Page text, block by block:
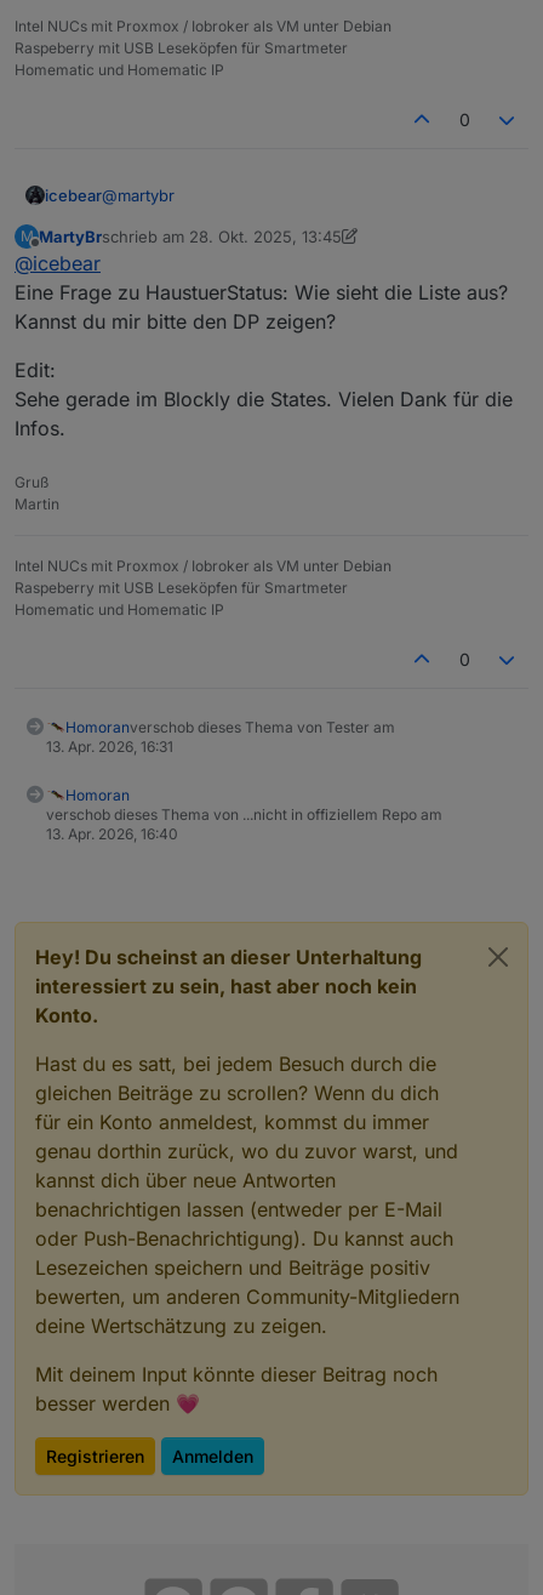
Verknüpfung setzten:
Intel NUCs mit Proxmox / Iobroker als VM unter Debian
Raspeberry mit USB Leseköpfen für Smartmeter
Homematic und Homematic IP
0
icebear@martybr
Also ich mach das bei mir über ein Blockly und dem
Eingesetzt ist hierbei ein Nuki und ein Door-Sensor
von Homematic IP. Die States für das Nuki kommen
vom nuki-extended-Adapter und vom hm-rpc Adapter.
Erstmal das Blockly für den Haustür-Status:
Und im Adapter Alarm dann noch wie auf dem Bild die
M
Offline
MartyBrschrieb am 28. Okt. 2025, 13:45
zuletzt editiert von MartyBr
@icebear
Eine Frage zu HaustuerStatus: Wie sieht die Liste aus?
Kannst du mir bitte den DP zeigen?
Edit:
Sehe gerade im Blockly die States. Vielen Dank für die
Infos.
Gruß
Martin
Intel NUCs mit Proxmox / Iobroker als VM unter Debian
Raspeberry mit USB Leseköpfen für Smartmeter
Homematic und Homematic IP
0
Homoranverschob dieses Thema von Tester am
13. Apr. 2026, 16:31
Homoran
verschob dieses Thema von ...nicht in offiziellem Repo am
13. Apr. 2026, 16:40
Hey! Du scheinst an dieser Unterhaltung
interessiert zu sein, hast aber noch kein
Konto.
Hast du es satt, bei jedem Besuch durch die
gleichen Beiträge zu scrollen? Wenn du dich
für ein Konto anmeldest, kommst du immer
genau dorthin zurück, wo du zuvor warst, und
kannst dich über neue Antworten
benachrichtigen lassen (entweder per E-Mail
oder Push-Benachrichtigung). Du kannst auch
Lesezeichen speichern und Beiträge positiv
bewerten, um anderen Community-Mitgliedern
deine Wertschätzung zu zeigen.
Mit deinem Input könnte dieser Beitrag noch
besser werden 💗
Registrieren Anmelden